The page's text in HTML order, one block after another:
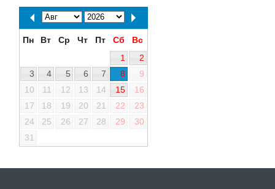
Пн Вт Ср Чт Пт Сб
Вс
1
2
3
4 5 6 7 8
9
10
11 12 13 14 15
16
17
18 19 20 21 22
23
24
25 26 27 28 29
30
31